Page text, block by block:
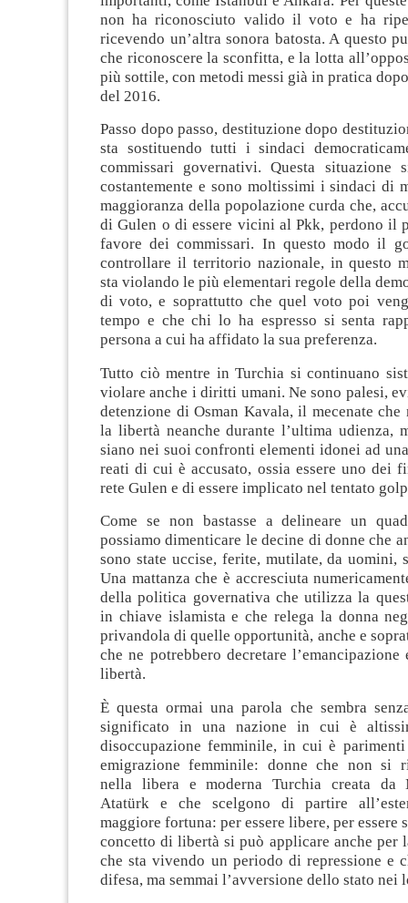
non ha riconosciuto valido il voto e ha
ricevendo un’altra sonora batosta. A questo
che riconoscere la sconfitta, e la lotta
più sottile, con metodi messi già in pratica
del 2016.
Passo dopo passo, destituzione dopo
sta sostituendo tutti i sindaci
commissari governativi. Questa situazione
costantemente e sono moltissimi i sindaci di
maggioranza della popolazione curda che,
di Gulen o di essere vicini al Pkk, perdono il
favore dei commissari. In questo modo il
controllare il territorio nazionale, in questo
sta violando le più elementari regole della
di voto, e soprattutto che quel voto poi
tempo e che chi lo ha espresso si senta
persona a cui ha affidato la sua preferenza.
Tutto ciò mentre in Turchia si continuano
violare anche i diritti umani. Ne sono palesi,
detenzione di Osman Kavala, il mecenate che
la libertà neanche durante l’ultima udienza,
siano nei suoi confronti elementi idonei ad
reati di cui è accusato, ossia essere uno dei
rete Gulen e di essere implicato nel tentato
Come se non bastasse a delineare un
possiamo dimenticare le decine di donne che
sono state uccise, ferite, mutilate, da uomini,
Una mattanza che è accresciuta
della politica governativa che utilizza la
in chiave islamista e che relega la donna
privandola di quelle opportunità, anche e
che ne potrebbero decretare
libertà.
È questa ormai una parola che sembra
significato in una nazione in cui è
disoccupazione femminile, in cui è
emigrazione femminile: donne che non si
nella libera e moderna Turchia creata da
Atatürk e che scelgono di partire
maggiore fortuna: per essere libere, per essere
concetto di libertà si può applicare anche per
che sta vivendo un periodo di repressione e
difesa, ma semmai l’avversione dello stato nei